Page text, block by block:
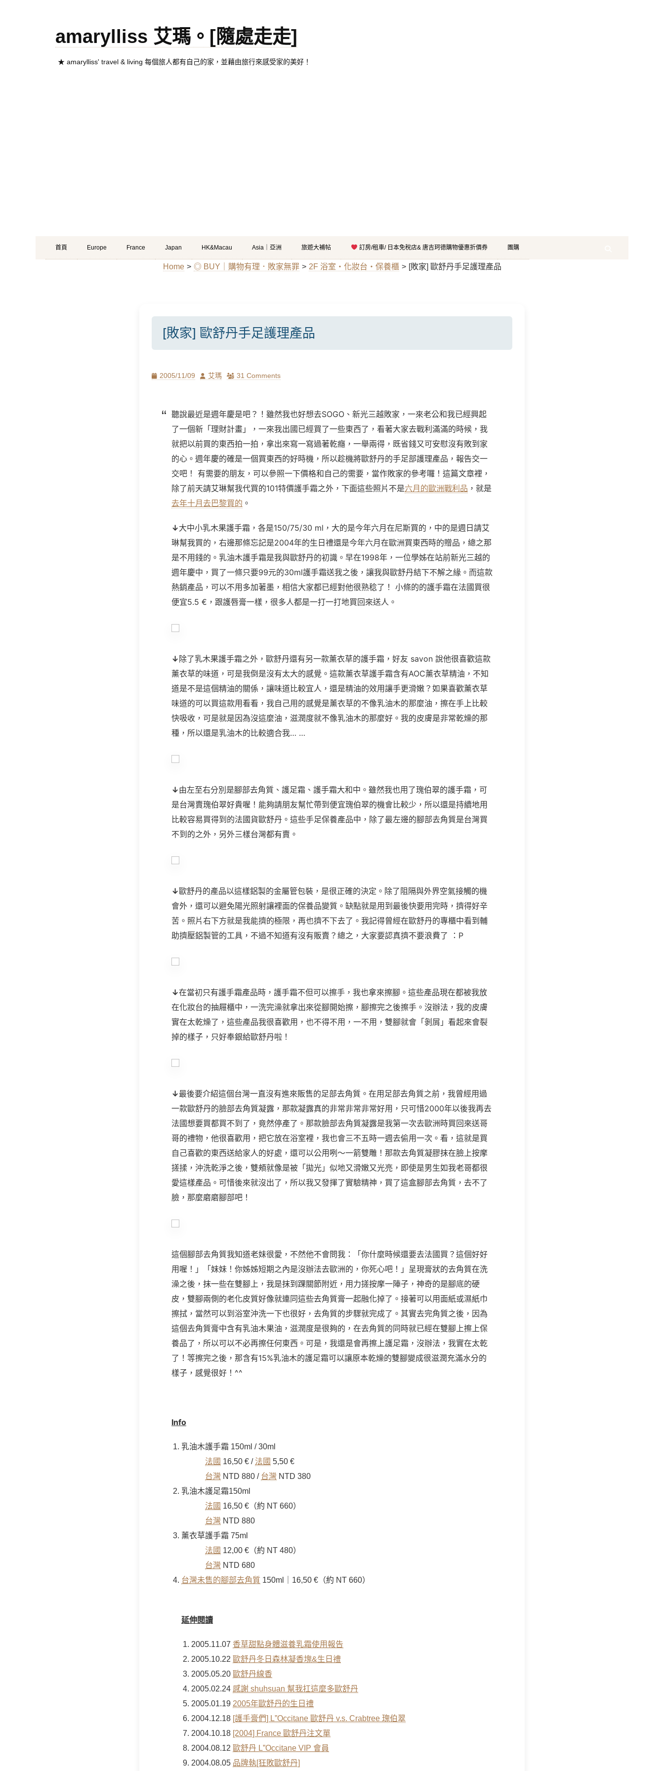
amarylliss 艾瑪。[隨處走走]
★ amarylliss' travel & living 每個旅人都有自己的家，並藉由旅行來感受家的美好！
Primary
Menu
Skip
to
首頁 Europe France Japan HK&Macau Asia｜亞洲 旅遊大補帖 訂房/租車/ 日本免稅店& 唐吉珂德購物優惠折價券 團購
Home > ◎ BUY｜購物有理．敗家無罪 > 2F 浴室‧化妝台‧保養櫃 > [敗家] 歐舒丹手足護理產品
[敗家] 歐舒丹手足護理產品
Posted
2005/11/09 Author
艾瑪 31 Comments
聽說最近是週年慶是吧？！雖然我也好想去SOGO、新光三越敗家，一來老公和我已經興起
了一個新「理財計畫」，一來我出國已經買了一些東西了，看著大家去戰利滿滿的時候，我
就把以前買的東西拍一拍，拿出來寫一寫過著乾癮，一舉兩得，既省錢又可安慰沒有敗到家
的心。週年慶的確是一個買東西的好時機，所以趁機將歐舒丹的手足部護理產品，報告交一
交吧！ 有需要的朋友，可以參照一下價格和自己的需要，當作敗家的參考囉！這篇文章裡，
除了前天請艾琳幫我代買的101特價護手霜之外，下面這些照片不是六月的歐洲戰利品 ，就是
去年十月去巴黎買的 。
↓大中小乳木果護手霜，各是150/75/30 ml，大的是今年六月在尼斯買的，中的是週日請艾
琳幫我買的，右邊那條忘記是2004年的生日禮還是今年六月在歐洲買東西時的贈品，總之那
是不用錢的。乳油木護手霜是我與歐舒丹的初識。早在1998年，一位學姊在站前新光三越的
週年慶中，買了一條只要99元的30ml護手霜送我之後，讓我與歐舒丹結下不解之緣。而這款
熱銷產品，可以不用多加著墨，相信大家都已經對他很熟稔了！ 小條的的護手霜在法國買很
便宜5.5 €，跟護唇膏一樣，很多人都是一打一打地買回來送人。
↓ 除了乳木果護手霜之外，歐舒丹還有另一款薰衣草的護手霜，好友 savon 說他很喜歡這款
薰衣草的味道，可是我倒是沒有太大的感覺。這款薰衣草護手霜含有AOC薰衣草精油，不知
道是不是這個精油的關係，讓味道比較宜人，還是精油的效用讓手更滑嫩？如果喜歡薰衣草
味道的可以買這款用看看，我自己用的感覺是薰衣草的不像乳油木的那麼油，擦在手上比較
快吸收，可是就是因為沒這麼油，滋潤度就不像乳油木的那麼好。我的皮膚是非常乾燥的那
種，所以還是乳油木的比較適合我… …
↓由左至右分別是腳部去角質、護足霜、護手霜大和中。雖然我也用了瑰伯翠的護手霜，可
是台灣賣瑰伯翠好貴喔！能夠請朋友幫忙帶到便宜瑰伯翠的機會比較少，所以還是持續地用
比較容易買得到的法國貨歐舒丹。這些手足保養產品中，除了最左邊的腳部去角質是台灣買
不到的之外，另外三樣台灣都有賣。
↓歐舒丹的產品以這樣鋁製的金屬管包裝，是很正確的決定。除了阻隔與外界空氣接觸的機
會外，還可以避免陽光照射讓裡面的保養品變質。缺點就是用到最後快要用完時，擠得好辛
苦。照片右下方就是我能擠的極限，再也擠不下去了。我記得曾經在歐舒丹的專櫃中看到輔
助擠壓鋁製管的工具，不過不知道有沒有販賣？總之，大家要認真擠不要浪費了 ：P
↓在當初只有護手霜產品時，護手霜不但可以擦手，我也拿來擦腳。這些產品現在都被我放
在化妝台的抽屜櫃中，一洗完澡就拿出來從腳開始擦，腳擦完之後擦手。沒辦法，我的皮膚
實在太乾燥了，這些產品我很喜歡用，也不得不用，一不用，雙腳就會「剝屑」看起來會裂
掉的樣子，只好奉銀給歐舒丹啦！
↓最後要介紹這個台灣一直沒有進來販售的足部去角質。在用足部去角質之前，我曾經用過
一款歐舒丹的臉部去角質凝露，那款凝露真的非常非常非常好用，只可惜2000年以後我再去
法國想要買都買不到了，竟然停產了。那款臉部去角質凝露是我第一次去歐洲時買回來送哥
哥的禮物，他很喜歡用，把它放在浴室裡，我也會三不五時一週去偷用一次。看，這就是買
自己喜歡的東西送給家人的好處，還可以公用咧～一箭雙雕！那款去角質凝膠抹在臉上按摩
搓揉，沖洗乾淨之後，雙頰就像是被「拋光」似地又滑嫩又光亮，即使是男生如我老哥都很
愛這樣產品。可惜後來就沒出了，所以我又發揮了實驗精神，買了這盒腳部去角質，去不了
臉，那麼磨磨腳部吧！
這個腳部去角質我知道老妹很愛，不然他不會問我：「你什麼時候還要去法國買？這個好好
用喔！」「妹妹！你姊姊短期之內是沒辦法去歐洲的，你死心吧！」呈現膏狀的去角質在洗
澡之後，抹一些在雙腳上，我是抹到踝關節附近，用力搓按摩一陣子，神奇的是腳底的硬
皮，雙腳兩側的老化皮質好像就連同這些去角質膏一起融化掉了。接著可以用面紙或濕紙巾
擦拭，當然可以到浴室沖洗一下也很好，去角質的步驟就完成了。其實去完角質之後，因為
這個去角質膏中含有乳油木果油，滋潤度是很夠的，在去角質的同時就已經在雙腳上擦上保
養品了，所以可以不必再擦任何東西。可是，我還是會再擦上護足霜，沒辦法，我實在太乾
了！等擦完之後，那含有15%乳油木的護足霜可以讓原本乾燥的雙腳變成很滋潤充滿水分的
樣子，感覺很好！^^
Info
乳油木護手霜 150ml / 30ml
法國 16,50 € / 法國 5,50 €
台灣 NTD 880 / 台灣 NTD 380
乳油木護足霜150ml
法國 16,50 €（約 NT 660）
台灣 NTD 880
薰衣草護手霜 75ml
法國 12,00 €（約 NT 480）
台灣 NTD 680
台灣未售的腳部去角質 150ml｜ 16,50 €（約 NT 660）
延伸閱讀
2005.11.07 香草甜點身體滋養乳霜使用報告
2005.10.22 歐舒丹冬日森林凝香塊&生日禮
2005.05.20 歐舒丹線香
2005.02.24 感謝 shuhsuan 幫我扛這麼多歐舒丹
2005.01.19 2005年歐舒丹的生日禮
2004.12.18 [護手膏們] L”Occitane 歐舒丹 v.s. Crabtree 瑰伯翠
2004.10.18 [2004] France 歐舒丹注文單
2004.08.12 歐舒丹 L”Occitane VIP 會員
2004.08.05 品牌執[狂敗歐舒丹]